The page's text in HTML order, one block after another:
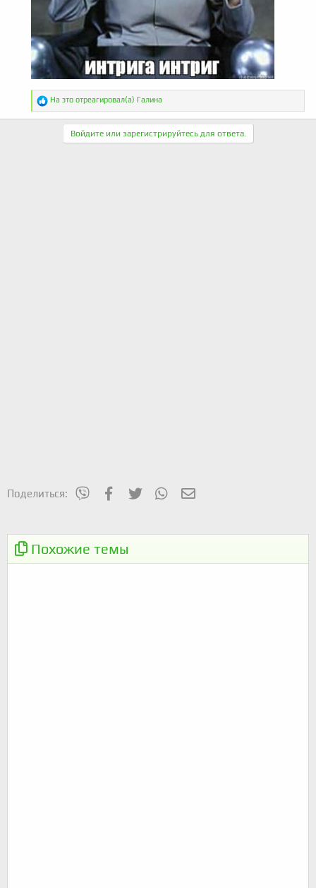
Р
а
На это отреагировал(а) Галина
Войдите или зарегистрируйтесь для ответа.
Поделиться: mes_viberFacebook
Twitter WhatsAppЭлектронная почта
Похожие темы